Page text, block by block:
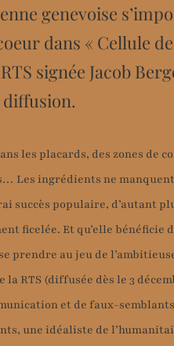
genevoise
dans « Cellule
signée Jacob
diffusion.
les placards, des zones de
Les ingrédients ne
succès populaire, d’autant
ficelée. Et qu’elle bénéficie
prendre au jeu de
la RTS (diffusée dès le 3
et de faux-
une idéaliste de